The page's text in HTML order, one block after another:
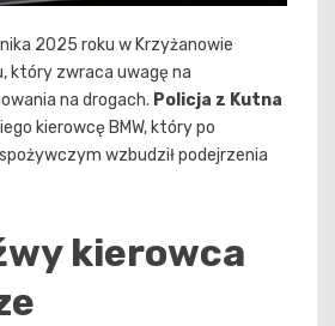
2025 roku w Krzyżanowie
który zwraca uwagę na
na drogach. Policja z Kutna
kierowcę BMW, który po
wzbudził podejrzenia
kierowca